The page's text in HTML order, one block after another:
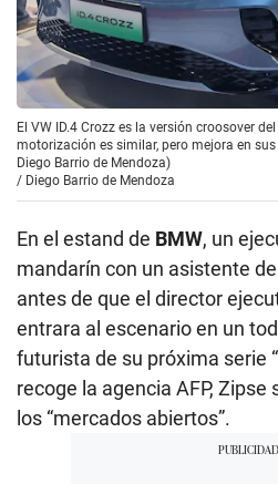
El VW ID.4 Crozz es la versión croosover
motorización es similar, pero mejora en
Diego Barrio de Mendoza)
/ Diego Barrio de Mendoza
En el estand de BMW, un
mandarín con un asistente
antes de que el director
entrara al escenario en un
futurista de su próxima serie
recoge la agencia AFP,
los “mercados abiertos”.